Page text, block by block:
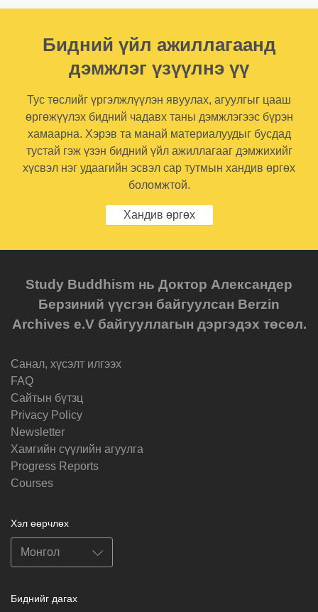
Бидний үйл ажиллагаанд
дэмжлэг үзүүлнэ үү
Тус төслийг үргэлжлүүлэн явуулах, агуулгыг цааш
өргөжүүлэх бидний чадавх таны дэмжлэгээс бүрэн
хамаарна. Хэрэв та манай материалуудыг бусдад
тустай гэж үзэн бидний үйл ажиллагааг дэмжихийг
хүсвэл нэг удаагийн эсвэл сар тутмын хандив өргөх
боломжтой.
Хандив өргөх
Study Buddhism нь Доктор Александер
Берзиний үүсгэн байгуулсан Berzin
Archives e.V байгууллагын дэргэдэх төсөл.
Санал, хүсэлт илгээх
FAQ
Cайтын бүтзц
Privacy Policy
Newsletter
Хамгийн сүүлийн агуулга
Progress Reports
Courses
Хэл өөрчлөх
Биднийг дагах